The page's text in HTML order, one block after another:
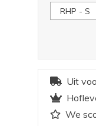
Uit
We